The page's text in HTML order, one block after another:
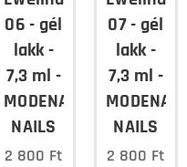
06 - gél
lakk -
7,3 ml -
MODENA
NAILS
2 800 Ft
07 - gél
lakk -
7,3 ml -
MODENA
NAILS
2 800 Ft